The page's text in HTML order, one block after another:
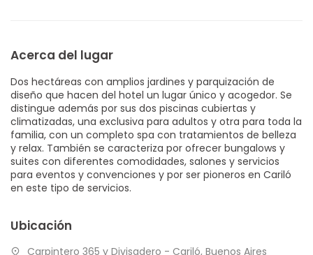
Acerca del lugar
Dos hectáreas con amplios jardines y parquización de
diseño que hacen del hotel un lugar único y acogedor. Se
distingue además por sus dos piscinas cubiertas y
climatizadas, una exclusiva para adultos y otra para toda la
familia, con un completo spa con tratamientos de belleza
y relax. También se caracteriza por ofrecer bungalows y
suites con diferentes comodidades, salones y servicios
para eventos y convenciones y por ser pioneros en Cariló
en este tipo de servicios.
Ubicación
Carpintero 365 y Divisadero - Cariló, Buenos Aires